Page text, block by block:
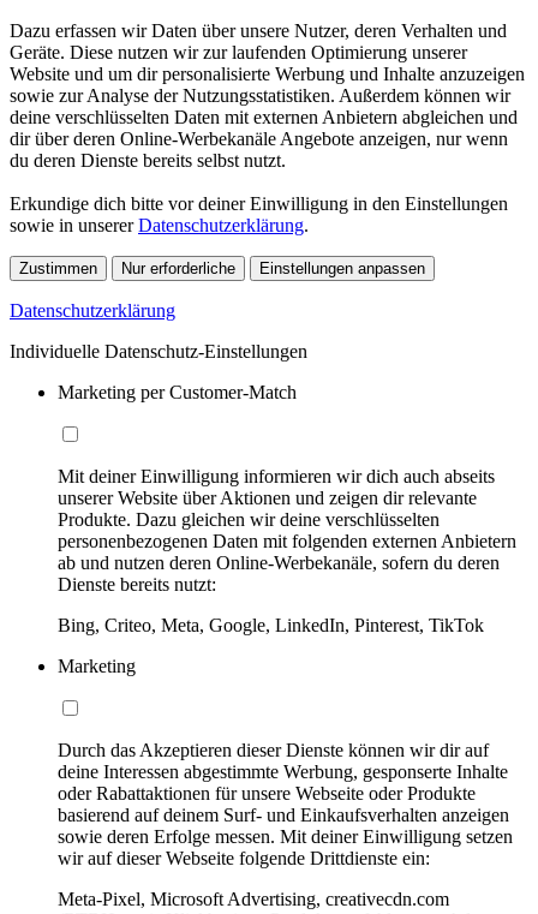
Dazu erfassen wir Daten über unsere Nutzer, deren Verhalten und
Geräte. Diese nutzen wir zur laufenden Optimierung unserer
Website und um dir personalisierte Werbung und Inhalte anzuzeigen
sowie zur Analyse der Nutzungsstatistiken. Außerdem können wir
deine verschlüsselten Daten mit externen Anbietern abgleichen und
dir über deren Online-Werbekanäle Angebote anzeigen, nur wenn
du deren Dienste bereits selbst nutzt.
Erkundige dich bitte vor deiner Einwilligung in den Einstellungen
sowie in unsererDatenschutzerklärung.
Zustimmen Nur erforderliche Einstellungen anpassen
Datenschutzerklärung
Individuelle Datenschutz-Einstellungen
Marketing per Customer-Match
Mit deiner Einwilligung informieren wir dich auch abseits
unserer Website über Aktionen und zeigen dir relevante
Produkte. Dazu gleichen wir deine verschlüsselten
personenbezogenen Daten mit folgenden externen Anbietern
ab und nutzen deren Online-Werbekanäle, sofern du deren
Dienste bereits nutzt:
Bing, Criteo, Meta, Google, LinkedIn, Pinterest, TikTok
Marketing
Durch das Akzeptieren dieser Dienste können wir dir auf
deine Interessen abgestimmte Werbung, gesponserte Inhalte
oder Rabattaktionen für unsere Webseite oder Produkte
basierend auf deinem Surf- und Einkaufsverhalten anzeigen
sowie deren Erfolge messen. Mit deiner Einwilligung setzen
wir auf dieser Webseite folgende Drittdienste ein:
Meta-Pixel, Microsoft Advertising, creativecdn.com